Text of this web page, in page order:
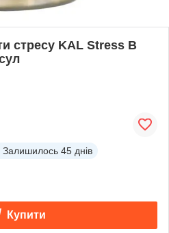
стресу KAL Stress B
Залишилось 45 днів
Купити